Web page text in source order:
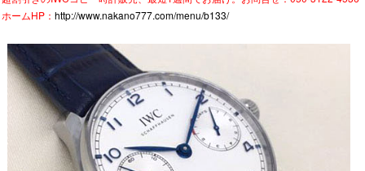
ホームHP： http://www.nakano777.com/menu/b133/